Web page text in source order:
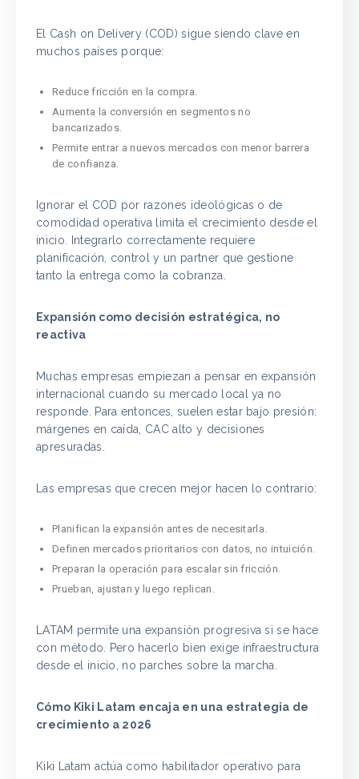
El Cash on Delivery (COD) sigue siendo clave en
muchos países porque:
Reduce fricción en la compra.
Aumenta la conversión en segmentos no
bancarizados.
Permite entrar a nuevos mercados con menor barrera
de confianza.
Ignorar el COD por razones ideológicas o de
comodidad operativa limita el crecimiento desde el
inicio. Integrarlo correctamente requiere
planificación, control y un partner que gestione
tanto la entrega como la cobranza.
Expansión como decisión estratégica, no
reactiva
Muchas empresas empiezan a pensar en expansión
internacional cuando su mercado local ya no
responde. Para entonces, suelen estar bajo presión:
márgenes en caída, CAC alto y decisiones
apresuradas.
Las empresas que crecen mejor hacen lo contrario:
Planifican la expansión antes de necesitarla.
Definen mercados prioritarios con datos, no intuición.
Preparan la operación para escalar sin fricción.
Prueban, ajustan y luego replican.
LATAM permite una expansión progresiva si se hace
con método. Pero hacerlo bien exige infraestructura
desde el inicio, no parches sobre la marcha.
Cómo Kiki Latam encaja en una estrategia de
crecimiento a 2026
Kiki Latam actúa como habilitador operativo para